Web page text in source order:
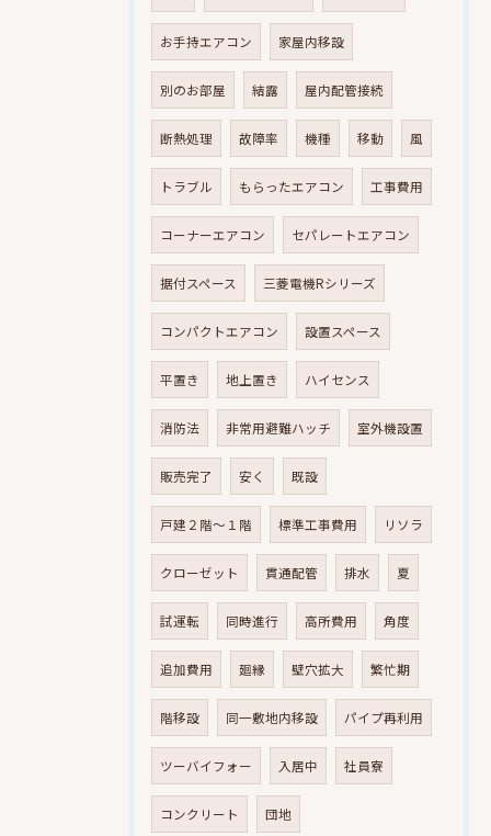
お手持エアコン 家屋内移設
別のお部屋 結露 屋内配管接続
断熱処理 故障率 機種 移動 風
トラブル もらったエアコン 工事費用
コーナーエアコン セパレートエアコン
据付スペース 三菱電機Rシリーズ
コンパクトエアコン 設置スペース
平置き 地上置き ハイセンス
消防法 非常用避難ハッチ 室外機設置
販売完了 安く 既設
戸建２階～１階 標準工事費用 リソラ
クローゼット 貫通配管 排水 夏
試運転 同時進行 高所費用 角度
追加費用 廻縁 壁穴拡大 繁忙期
階移設 同一敷地内移設 パイプ再利用
ツーバイフォー 入居中 社員寮
コンクリート 団地